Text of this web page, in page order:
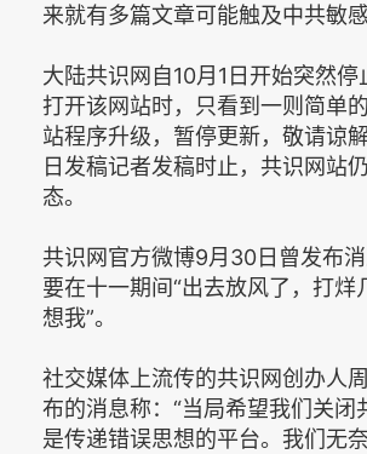
来就有多篇文章可能触及中共敏感
大陆共识网自10月1日开始突然停
打开该网站时，只看到一则简单
站程序升级，暂停更新，敬请谅
日发稿记者发稿时止，共识网站
态。
共识网官方微博9月30日曾发布
要在十一期间“出去放风了，打烊
想我”。
社交媒体上流传的共识网创办人
布的消息称：“当局希望我们关闭
是传递错误思想的平台。我们无